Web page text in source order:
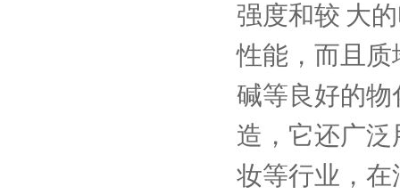
强度和较 大
性能，而且
碱等良好的
造，它还广
妆等行业，